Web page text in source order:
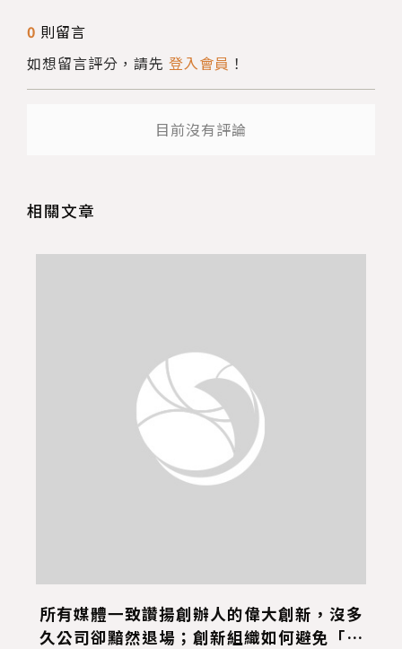
0 則留言
如想留言評分，請先 登入會員 ！
目前沒有評論
相關文章
所有媒體一致讚揚創辦人的偉大創新，沒多
久公司卻黯然退場；創新組織如何避免「摩